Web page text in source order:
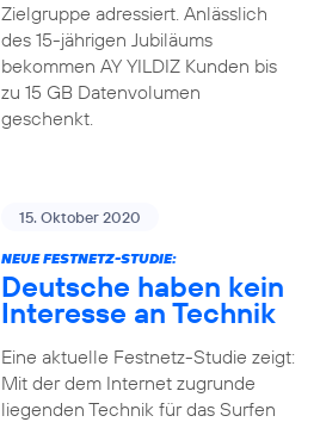
Zielgruppe adressiert. Anlässlich
des 15-jährigen Jubiläums
bekommen AY YILDIZ Kunden bis
zu 15 GB Datenvolumen
geschenkt.
15. Oktober 2020
NEUE FESTNETZ-STUDIE:
Deutsche haben kein
Interesse an Technik
Eine aktuelle Festnetz-Studie zeigt:
Mit der dem Internet zugrunde
liegenden Technik für das Surfen